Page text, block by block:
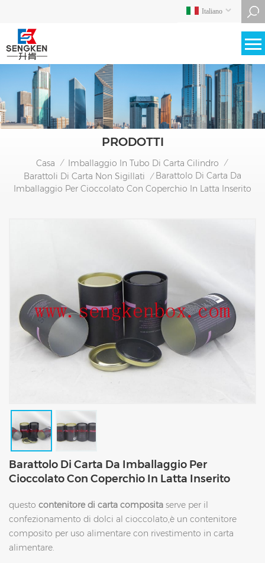
Italiano
PRODOTTI
Casa / Imballaggio In Tubo Di Carta Cilindro /
Barattoli Di Carta Non Sigillati / Barattolo Di Carta Da
Imballaggio Per Cioccolato Con Coperchio In Latta Inserito
Barattolo Di Carta Da Imballaggio Per
Cioccolato Con Coperchio In Latta Inserito
questo contenitore di carta composita serve per il
confezionamento di dolci al cioccolato,è un contenitore
composito per uso alimentare con rivestimento in carta
alimentare.